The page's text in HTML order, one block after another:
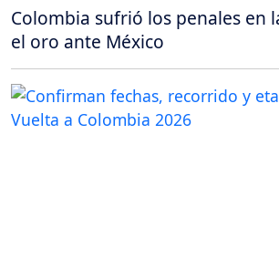
Colombia sufrió los penales en
el oro ante México